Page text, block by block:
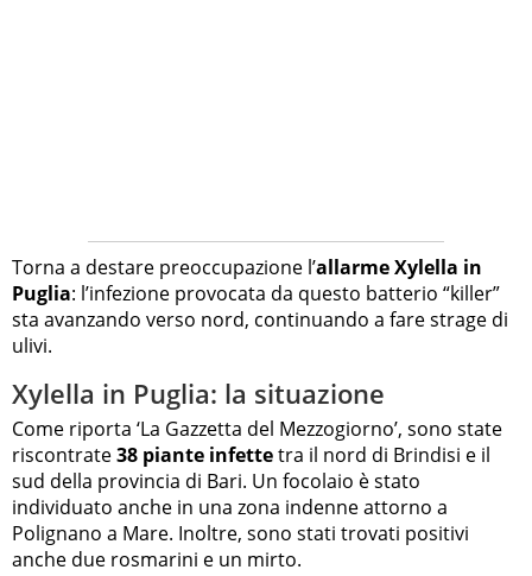
Torna a destare preoccupazione l’allarme Xylella in
Puglia: l’infezione provocata da questo batterio “killer”
sta avanzando verso nord, continuando a fare strage di
ulivi.
Xylella in Puglia: la situazione
Come riporta ‘La Gazzetta del Mezzogiorno’, sono state
riscontrate38 piante infettetra il nord di Brindisi e il
sud della provincia di Bari. Un focolaio è stato
individuato anche in una zona indenne attorno a
Polignano a Mare. Inoltre, sono stati trovati positivi
anche due rosmarini e un mirto.